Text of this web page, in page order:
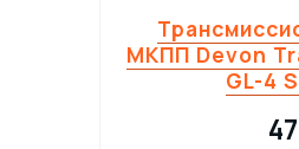
Антифрикционные
МКПП Devon
GL-4